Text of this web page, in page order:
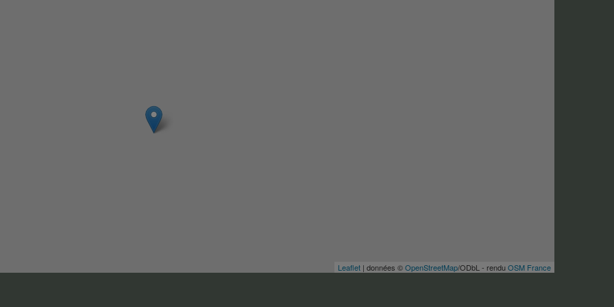
Leaflet | données ©OpenStreetMap/ODbL - renduOSM France